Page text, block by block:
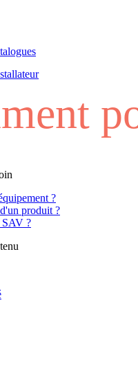
?
produit ?
SAV ?